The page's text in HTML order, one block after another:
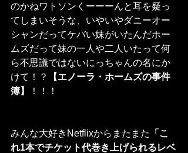
のかねワトソンくーーーんと耳を疑っ
てしまいそうな、いやいやダニーオー
シャンだってケバい妹がいたんだホー
ムズだって妹の一人や二人いたって何
ら不思議ではないにっちゃんの名にか
けて！？
【エノーラ・ホームズの事件
簿】
！！！
みんな大好きNetflixからまたまた
「こ
れ1本でチケット代巻き上げられるレベ